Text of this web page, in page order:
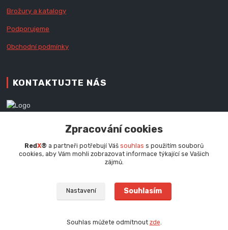
Brožury a katalogy
Podporujeme
Obchodní podmínky
KONTAKTUJTE NÁS
+420 777 979 111
info@redx.cz
Zpracování cookies
Red X® a partneři potřebují Váš souhlas s použitím souborů
cookies, aby Vám mohli zobrazovat informace týkající se Vašich
zájmů.
Nastavení Souhlasím
Souhlas můžete odmítnout zde.